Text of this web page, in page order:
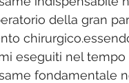
della gran
eseguiti nel
fondamentale